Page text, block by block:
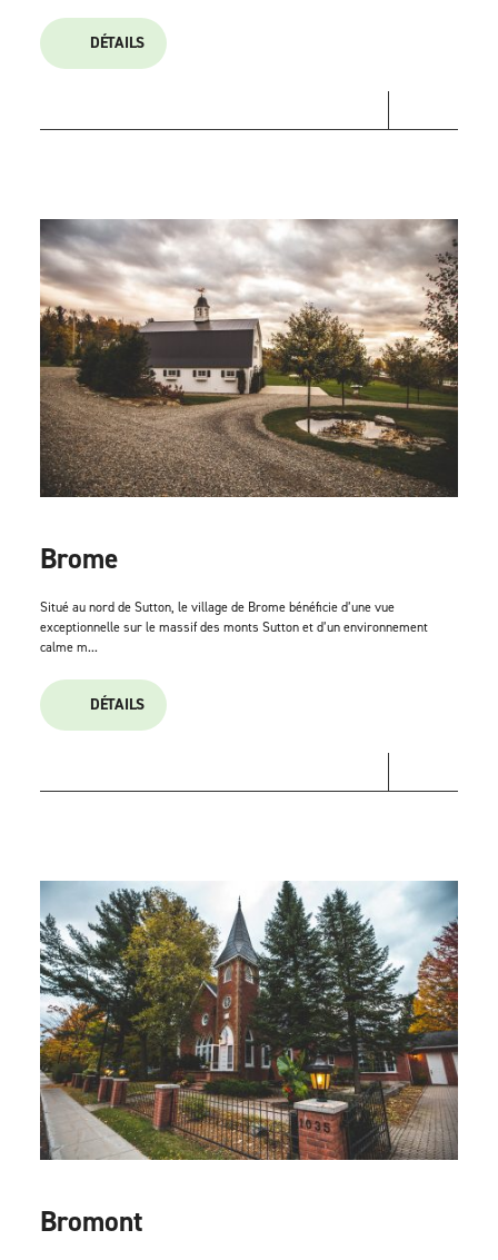
DÉTAILS
Brome
Situé au nord de Sutton, le village de Brome bénéficie d’une vue
exceptionnelle sur le massif des monts Sutton et d’un environnement
calme m...
DÉTAILS
Bromont